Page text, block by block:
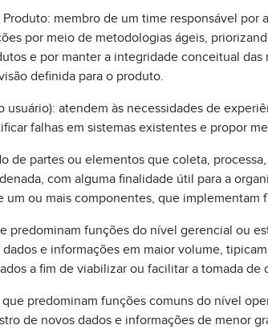
membro de um time responsável por
por meio de metodologias ágeis,
e por manter a integridade conceitual
definida para o produto.
usuário): atendem às necessidades de
falhas em sistemas existentes e propor
de partes ou elementos que coleta,
com alguma finalidade útil para a
ou mais componentes, que implementam
predominam funções do nível gerencial ou
e informações em maior volume,
a fim de viabilizar ou facilitar a tomada de
predominam funções comuns do nível
de novos dados e informações de menor